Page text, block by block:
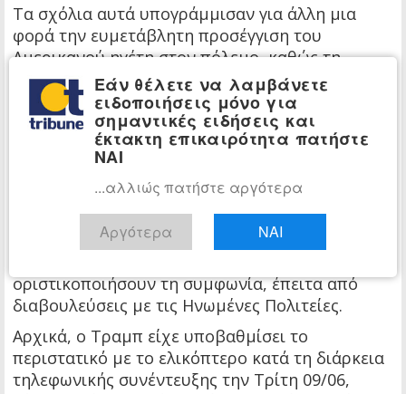
Τα σχόλια αυτά υπογράμμισαν για άλλη μια
φορά την ευμετάβλητη προσέγγιση του
Αμερικανού ηγέτη στον πόλεμο, καθώς τη
Δευτέρα 08/06 είχε αφήσει να εννοηθεί ότι μια
συμφωνία για τον τερματισμό της σύγκρουσης
θα μπορούσε να επιτευχθεί σε «δύο ή τρεις
που αξιωματούχος με γνώση της κατάστασης
δήλωσε στο Reuters ότι Καταριανοί
διαπραγματευτές μετέβησαν στην Τεχεράνη το
οριστικοποιήσουν τη συμφωνία, έπειτα από
διαβουλεύσεις με τις Ηνωμένες Πολιτείες.
Αρχικά, ο Τραμπ είχε υποβαθμίσει το
περιστατικό με το ελικόπτερο κατά τη διάρκεια
τηλεφωνικής συνέντευξης την Τρίτη 09/06,
Εάν θέλετε να λαμβάνετε
ειδοποιήσεις μόνο για
σημαντικές ειδήσεις και
έκτακτη επικαιρότητα πατήστε
ΝΑΙ
...αλλιώς πατήστε αργότερα
Αργότερα ΝΑΙ